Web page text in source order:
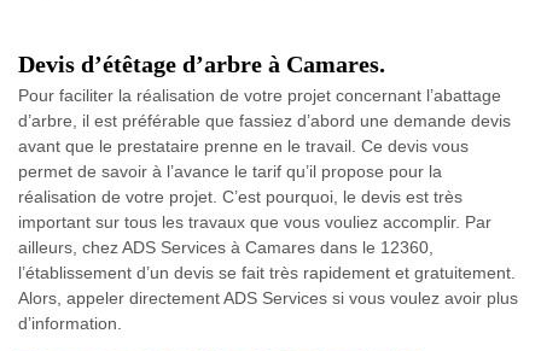
Devis d’étêtage d’arbre à Camares.
Pour faciliter la réalisation de votre projet concernant l’abattage
d’arbre, il est préférable que fassiez d’abord une demande devis
avant que le prestataire prenne en le travail. Ce devis vous
permet de savoir à l’avance le tarif qu’il propose pour la
réalisation de votre projet. C’est pourquoi, le devis est très
important sur tous les travaux que vous vouliez accomplir. Par
ailleurs, chez ADS Services à Camares dans le 12360,
l’établissement d’un devis se fait très rapidement et gratuitement.
Alors, appeler directement ADS Services si vous voulez avoir plus
d’information.